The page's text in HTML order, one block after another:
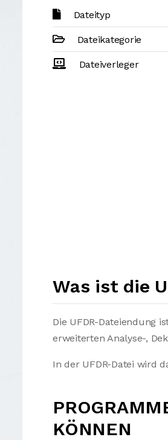
Dateityp
Dateikategorie
Dateiverleger
Was ist die
Die UFDR-Dateiendung
erweiterten Analyse-,
In der UFDR-Datei wird
KÖNNEN